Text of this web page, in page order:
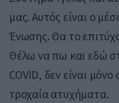
μας. Αυτός είναι ο
Ένωσης. Θα το
Θέλω να πω και εδώ
COVID, δεν είναι μόνο
τροχαία ατυχήματα.